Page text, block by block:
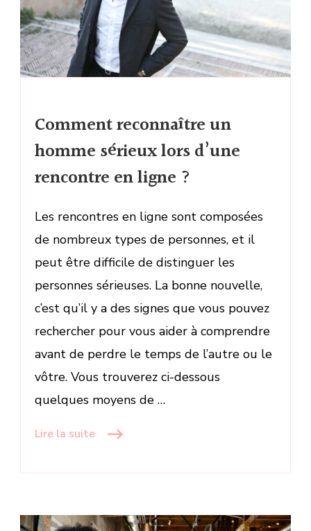
Comment reconnaître un
homme sérieux lors d’une
rencontre en ligne ?
Les rencontres en ligne sont composées
de nombreux types de personnes, et il
peut être difficile de distinguer les
personnes sérieuses. La bonne nouvelle,
c’est qu’il y a des signes que vous pouvez
rechercher pour vous aider à comprendre
avant de perdre le temps de l’autre ou le
vôtre. Vous trouverez ci-dessous
quelques moyens de …
Lire la suite